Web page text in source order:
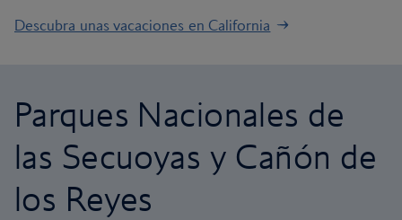
Descubra unas vacaciones en California
Parques Nacionales de
las Secuoyas y Cañón de
los Reyes